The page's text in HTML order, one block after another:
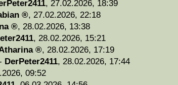
, 27.02.2026, 18:39
, 27.02.2026, 22:18
, 28.02.2026, 13:38
, 28.02.2026, 15:21
, 28.02.2026, 17:19
DerPeter2411, 28.02.2026, 17:44
09:52